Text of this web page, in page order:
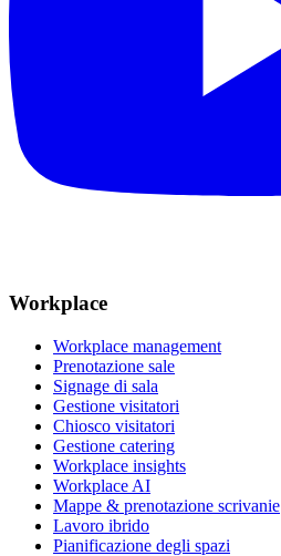
Workplace
Workplace management
Prenotazione sale
Signage di sala
Gestione visitatori
Chiosco visitatori
Gestione catering
Workplace insights
Workplace AI
Mappe & prenotazione scrivanie
Lavoro ibrido
Pianificazione degli spazi